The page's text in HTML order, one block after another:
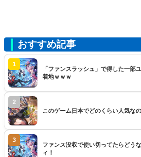
おすすめ記事
1
「ファンスラッシュ」で得した一部
着地ｗｗｗ
2
このゲーム日本でどのくらい人気な
3
ファンス没収で使い切ってたらどう
ィ！